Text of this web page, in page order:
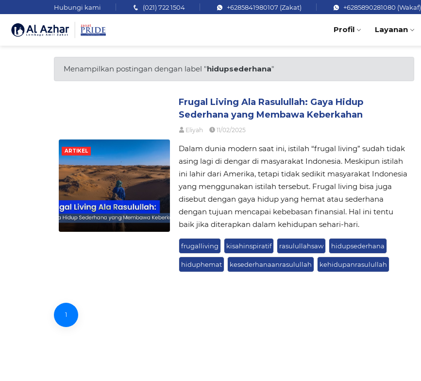
Hubungi kami (021) 722 1504 +6285841980107 (Zakat) +6285890281080 (Wakaf)
Profil Layanan
Menampilkan postingan dengan label "hidupsederhana"
ARTIKEL
Frugal Living Ala Rasulullah: Gaya Hidup
Sederhana yang Membawa Keberkahan
Eliyah 11/02/2025
Dalam dunia modern saat ini, istilah “frugal living” sudah tidak
asing lagi di dengar di masyarakat Indonesia. Meskipun istilah
ini lahir dari Amerika, tetapi tidak sedikit masyarakat Indonesia
yang menggunakan istilah tersebut. Frugal living bisa juga
disebut dengan gaya hidup yang hemat atau sederhana
dengan tujuan mencapai kebebasan finansial. Hal ini tentu
baik jika diterapkan dalam kehidupan sehari-hari.
frugalliving kisahinspiratif rasulullahsaw hidupsederhana
hiduphemat kesederhanaanrasulullah kehidupanrasulullah
1